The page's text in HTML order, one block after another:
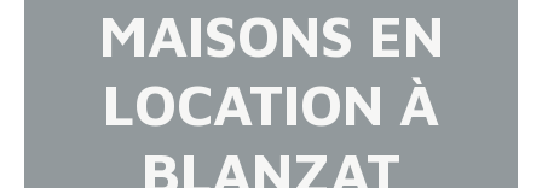
Espace
Espace
Face
boo
k
MAISONS EN
LOCATION À
BLANZAT